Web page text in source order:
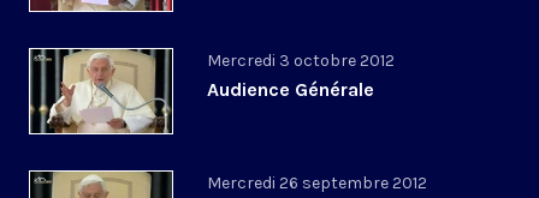
Mercredi 3 octobre 2012
Audience Générale
Mercredi 26 septembre 2012